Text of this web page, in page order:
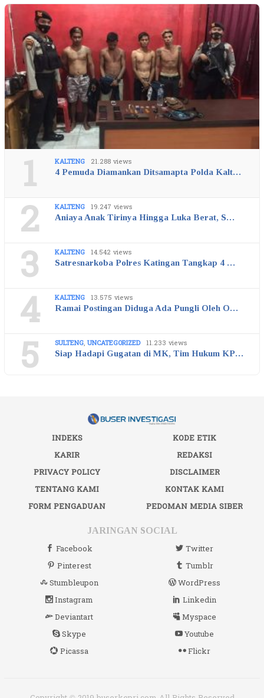
1 KALTENG 21.288 views
4 Pemuda Diamankan Ditsamapta Polda Kalt…
2 KALTENG 19.247 views
Aniaya Anak Tirinya Hingga Luka Berat, S…
3 KALTENG 14.542 views
Satresnarkoba Polres Katingan Tangkap 4 …
4 KALTENG 13.575 views
Ramai Postingan Diduga Ada Pungli Oleh O…
5 SULTENG, UNCATEGORIZED 11.233 views
Siap Hadapi Gugatan di MK, Tim Hukum KP…
INDEKS
KODE ETIK
KARIR
REDAKSI
PRIVACY POLICY
DISCLAIMER
TENTANG KAMI
KONTAK KAMI
FORM PENGADUAN
PEDOMAN MEDIA SIBER
JARINGAN SOCIAL
Facebook
Twitter
Pinterest
Tumblr
Stumbleupon
WordPress
Instagram
Linkedin
Deviantart
Myspace
Skype
Youtube
Picassa
Flickr